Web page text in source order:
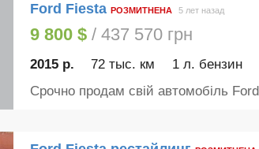
Ford Fiesta РОЗМИТНЕНА 5 лет назад
9 800 $/ 437 570 грн
2015 р. 72 тыс. км 1 л. бензин
Срочно продам свій автомобіль